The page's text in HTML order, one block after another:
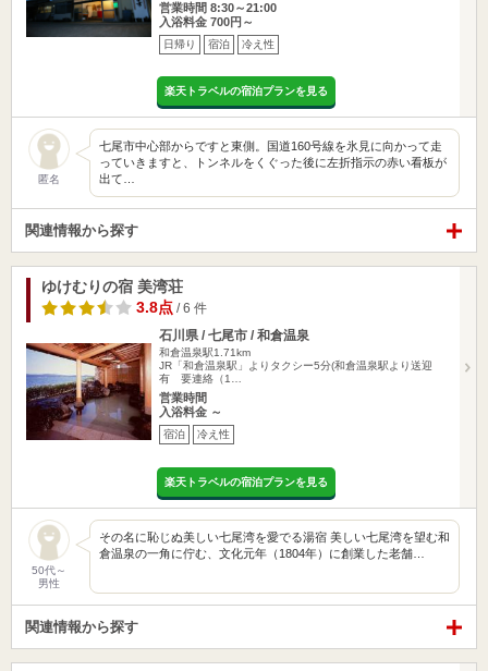
営業時間 8:30～21:00
入浴料金 700円～
日帰り 宿泊 冷え性
楽天トラベルの宿泊プランを見る
匿名
七尾市中心部からですと東側。国道160号線を氷見に向かって走
っていきますと、トンネルをくぐった後に左折指示の赤い看板が
出て…
関連情報から探す
ゆけむりの宿 美湾荘
3.8点 / 6 件
石川県 / 七尾市 / 和倉温泉
和倉温泉駅1.71km
JR「和倉温泉駅」よりタクシー5分(和倉温泉駅より送迎
有 要連絡（1…
営業時間
入浴料金 ～
宿泊 冷え性
楽天トラベルの宿泊プランを見る
50代～
男性
その名に恥じぬ美しい七尾湾を愛でる湯宿 美しい七尾湾を望む和
倉温泉の一角に佇む、文化元年（1804年）に創業した老舗…
関連情報から探す